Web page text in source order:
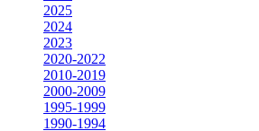
2025
2024
2023
2020-2022
2010-2019
2000-2009
1995-1999
1990-1994